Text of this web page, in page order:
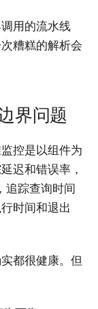
用的流水线
糟糕的解析会
界问题
控是以组件为
迟和错误率，
追踪查询时间
时间和退出
都很健康。但